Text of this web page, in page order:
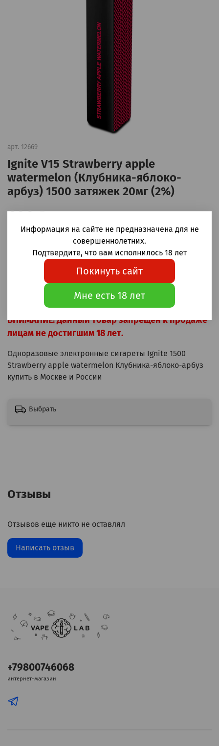
арт. 12669
Ignite V15 Strawberry apple
watermelon (Клубника-яблоко-
арбуз) 1500 затяжек 20мг (2%)
Добавить в сравнение
600 ₽
Уведомить о наличии
Одноразовые электронные сигареты Ignite V15 Strawberry
apple watermelon (Клубника-яблоко-арбуз) 1500 затяжек
ВНИМАНИЕ! Данный товар запрещён к продаже
лицам не достигшим 18 лет.
Одноразовые электронные сигареты Ignite 1500
Strawberry apple watermelon Клубника-яблоко-арбуз
купить в Москве и России
Выбрать
Отзывы
Отзывов еще никто не оставлял
Написать отзыв
+79800746068
интернет-магазин
Информация на сайте не предназначена для не
совершеннолетних.
Подтвердите, что вам исполнилось 18 лет
Покинуть сайт
Мне есть 18 лет